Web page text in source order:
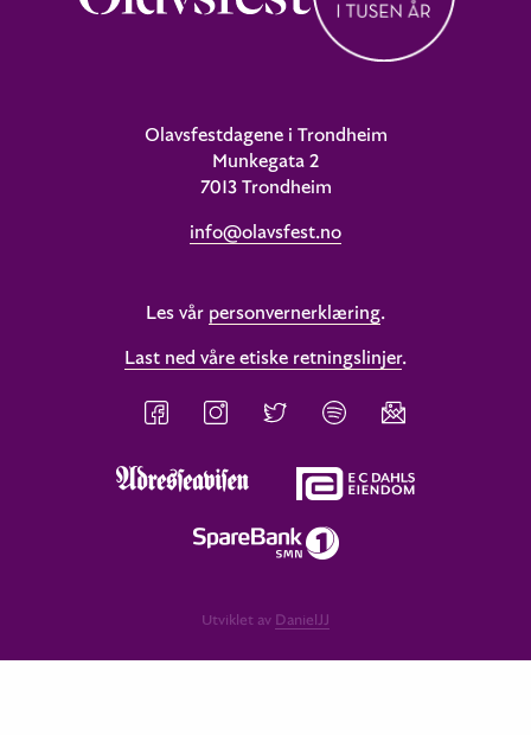
Olavsfestdagene i Trondheim
Munkegata 2
7013 Trondheim
info@olavsfest.no
Les vår personvernerklæring.
Last ned våre etiske retningslinjer.
Utviklet av DanielJJ